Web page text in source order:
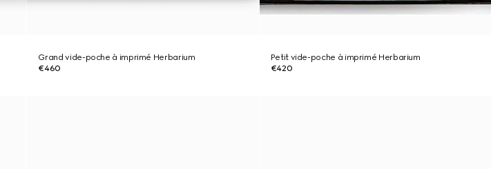
Grand vide-poche à imprimé Herbarium
€460
Petit vide-poche à imprimé Herbarium
€420